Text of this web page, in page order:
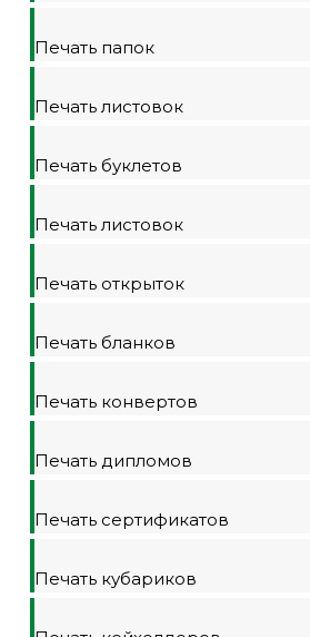
Печать папок
Печать листовок
Печать буклетов
Печать листовок
Печать открыток
Печать бланков
Печать конвертов
Печать дипломов
Печать сертификатов
Печать кубариков